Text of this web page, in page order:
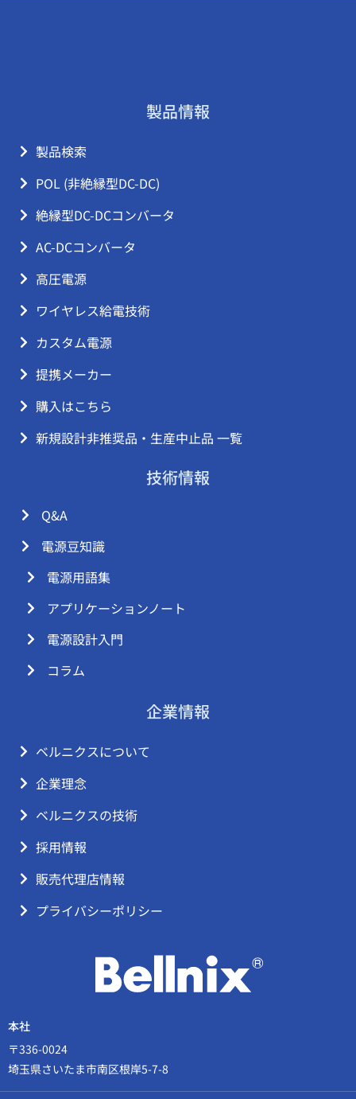
本社
〒336-0024
埼玉県さいたま市南区根岸5-7-8
製品情報
製品検索
POL (非絶縁型DC-DC)
絶縁型DC-DCコンバータ
AC-DCコンバータ
高圧電源
ワイヤレス給電技術
カスタム電源
提携メーカー
購入はこちら
新規設計非推奨品・生産中止品 一覧
技術情報
Q&A
電源豆知識
電源用語集
アプリケーションノート
電源設計入門
コラム
企業情報
ベルニクスについて
企業理念
ベルニクスの技術
採用情報
販売代理店情報
プライバシーポリシー